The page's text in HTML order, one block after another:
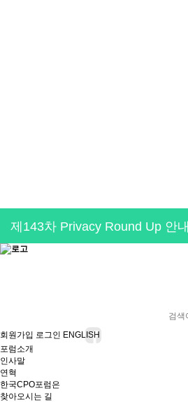
제143차 Privacy Round Up 안내
회원가입 로그인 ENGLISH
포럼소개
인사말
연혁
한국CPO포럼은
찾아오시는 길